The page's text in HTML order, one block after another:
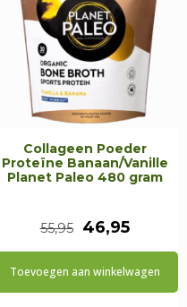
Collageen Poeder
Proteïne Banaan/Vanille
Planet Paleo 480 gram
55,95
prijs
46,95
prijs
is:
Toevoegen aan winkelwagen